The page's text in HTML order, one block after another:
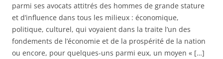
parmi ses avocats attitrés des hommes de grande stature
et d’influence dans tous les milieux : économique,
politique, culturel, qui voyaient dans la traite l’un des
fondements de l’économie et de la prospérité de la nation
ou encore, pour quelques-uns parmi eux, un moyen « […]